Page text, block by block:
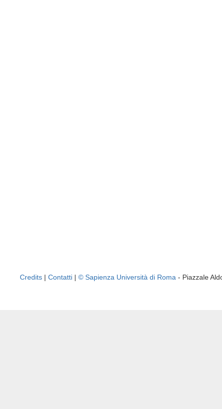
Credits | Contatti | © Sapienza Università di Roma - Piazzale